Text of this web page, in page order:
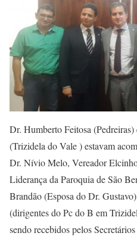
Dr. Humberto Feitosa
(Trizidela do Vale ) estavam
Dr. Nívio Melo, Vereador
Liderança da Paroquia de São
Brandão (Esposa do Dr.
(dirigentes do Pc do B em
sendo recebidos pelos